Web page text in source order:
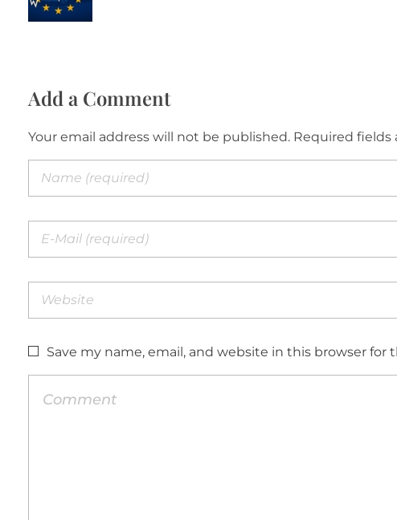
Add a Comment
Your email address will not be published. Required fields
Save my name, email, and website in this browser